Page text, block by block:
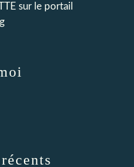
sur le portail